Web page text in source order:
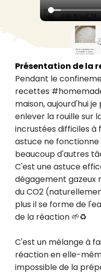
Présentation de la
Pendant le
recettes
maison, aujourd'hui
enlever la rouille sur
incrustées difficiles
astuce ne fonctionne
beaucoup d'autres
C'est une astuce
dégagement gazeux
du CO2
plus il se forme de
de la réaction 🌱♻️
C'est un mélange à
réaction en elle-
impossible de la